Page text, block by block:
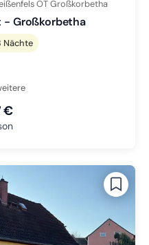
OT Großkorbetha
- Großkorbetha
Nächte
€